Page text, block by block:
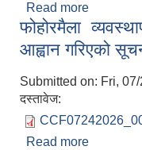
Read more
।।।
फोहोरमैला
आह्वान गरिएको
Submitted on: Fri,
दस्तावेज:
Read more